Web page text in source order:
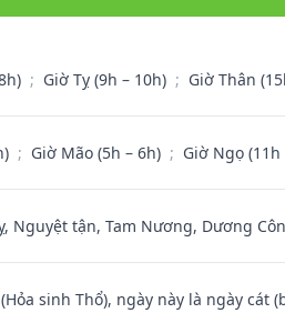
; Giờ Tỵ (9h – 10h) ; Giờ Thân
; Giờ Mão (5h – 6h) ; Giờ Ngọ (11h
Nguyệt tận, Tam Nương, Dương
sinh Thổ), ngày này là ngày cát